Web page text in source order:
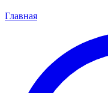
Главная